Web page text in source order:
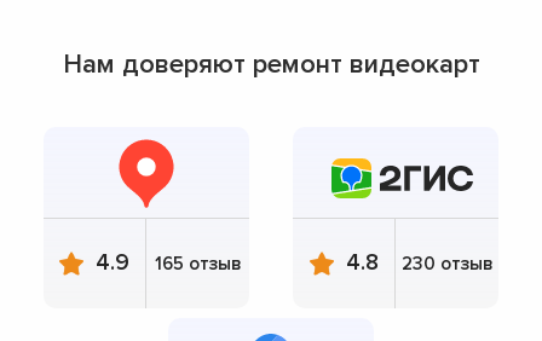
Нам доверяют ремонт видеокарт
4.9 165 отзыв 4.8 230 отзыв